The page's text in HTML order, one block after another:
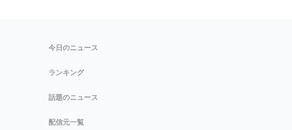
今日のニュース
ランキング
話題のニュース
配信元一覧